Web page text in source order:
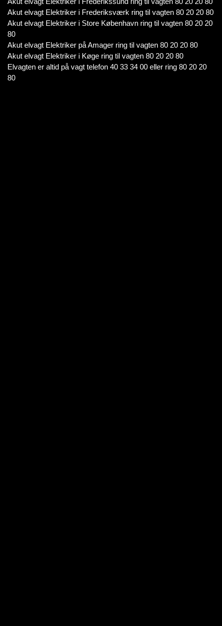
Akut elvagt Elektriker i Frederiksværk ring til vagten 80 20 20 80
Akut elvagt Elektriker i Store København ring til vagten 80 20 20
80
Akut elvagt Elektriker på Amager ring til vagten 80 20 20 80
Akut elvagt Elektriker i Køge ring til vagten 80 20 20 80
Elvagten er altid på vagt telefon 40 33 34 00 eller ring 80 20 20
80